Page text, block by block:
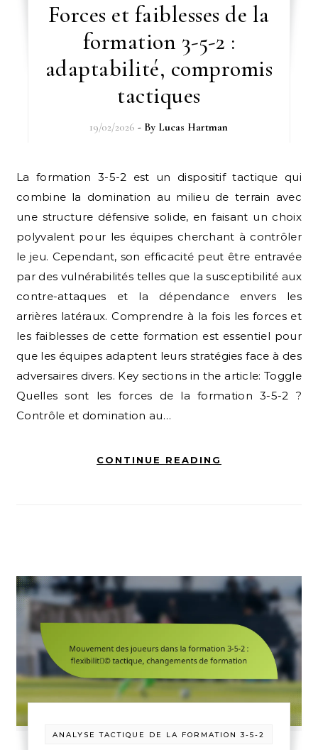
Forces et faiblesses de la
formation 3-5-2 :
adaptabilité, compromis
tactiques
19/02/2026 - By Lucas Hartman
La formation 3-5-2 est un dispositif tactique qui
combine la domination au milieu de terrain avec
une structure défensive solide, en faisant un choix
polyvalent pour les équipes cherchant à contrôler
le jeu. Cependant, son efficacité peut être entravée
par des vulnérabilités telles que la susceptibilité aux
contre-attaques et la dépendance envers les
arrières latéraux. Comprendre à la fois les forces et
les faiblesses de cette formation est essentiel pour
que les équipes adaptent leurs stratégies face à des
adversaires divers. Key sections in the article: Toggle
Quelles sont les forces de la formation 3-5-2 ?
Contrôle et domination au…
CONTINUE READING
ANALYSE TACTIQUE DE LA FORMATION 3-5-2